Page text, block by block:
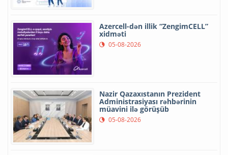
Azercell-dən illik “ZengimCELL”
xidməti
05-08-2026
Nazir Qazaxıstanın Prezident
Administrasiyası rəhbərinin
müavini ilə görüşüb
05-08-2026